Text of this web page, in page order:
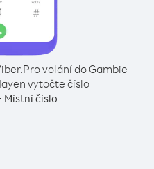
Pro volání do Gambie
vytočte číslo
Místní číslo